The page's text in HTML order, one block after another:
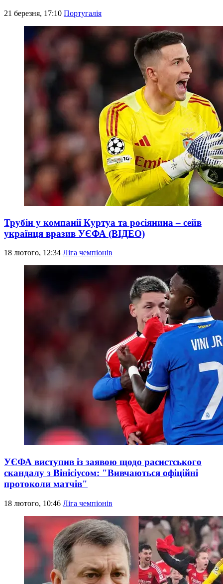
21 березня, 17:10 Португалія
Трубін у компанії Куртуа та росіянина – сейв
українця вразив УЄФА (ВІДЕО)
18 лютого, 12:34 Ліга чемпіонів
УЄФА виступив із заявою щодо расистського
скандалу з Вінісіусом: "Вивчаються офіційні
протоколи матчів"
18 лютого, 10:46 Ліга чемпіонів